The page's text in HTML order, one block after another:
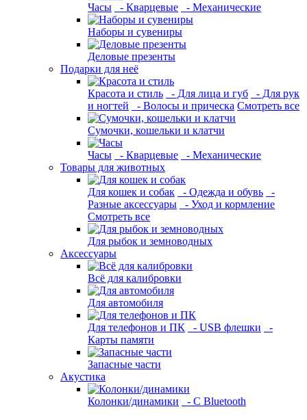
Часы - Кварцевые - Механические
Наборы и сувениры
Деловые презенты
Подарки для неё
Красота и стиль - Для лица и губ
- Для рук
и ногтей
- Волосы и прическа Смотреть все
Сумочки, кошельки и клатчи
Часы - Кварцевые
- Механические
Товары для животных
Для кошек и собак - Одежда и обувь
-
Разные аксессуары
- Уход и кормление
Смотреть все
Для рыбок и земноводных
Аксессуары
Всё для калибровки
Для автомобиля
Для телефонов и ПК - USB флешки
-
Карты памяти
Запасные части
Акустика
Колонки/динамики - С Bluetooth